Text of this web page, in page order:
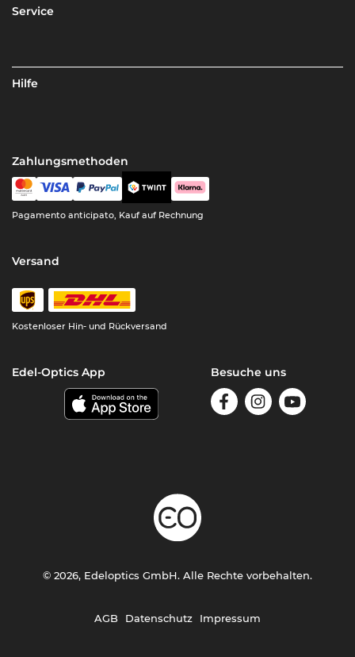
Service
Hilfe
Zahlungsmethoden
Pagamento anticipato, Kauf auf Rechnung
Versand
Kostenloser Hin- und Rückversand
Edel-Optics App Besuche uns
AGB Datenschutz Impressum
© 2026, Edeloptics GmbH. Alle Rechte vorbehalten.